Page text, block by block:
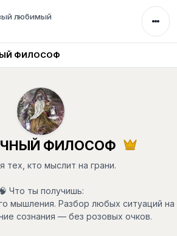
любимый
ФИЛОСОФ
ФИЛОСОФ
тех, кто мыслит на грани.
Что ты получишь:
мышления. Разбор любых ситуаций на
сознания — без розовых очков.